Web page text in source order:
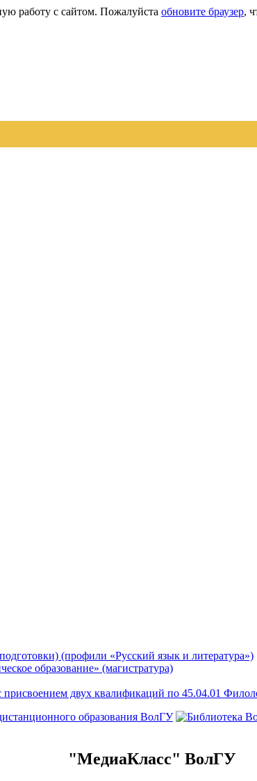
работу с сайтом. Пожалуйста обновите браузер,
(профили «Русский язык и литература»)
образование» (магистратура)
присвоением двух квалификаций по 45.04.01
образования ВолГУ
"МедиаКласс" ВолГУ